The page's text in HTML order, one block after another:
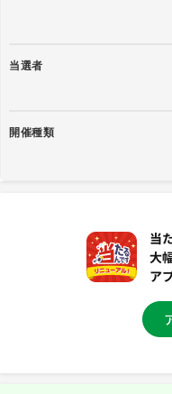
当選者
開催種類